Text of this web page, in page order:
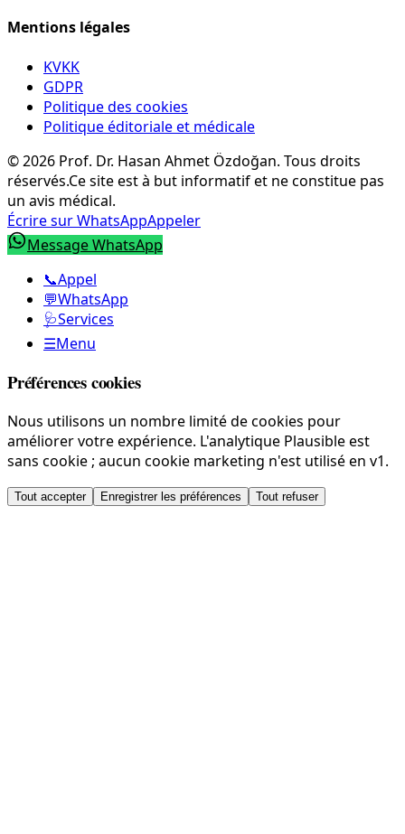
Mentions légales
KVKK
GDPR
Politique des cookies
Politique éditoriale et médicale
©2026 Prof. Dr. Hasan Ahmet Özdoğan. Tous droits
réservés.Ce site est à but informatif et ne constitue pas
un avis médical.
Écrire sur WhatsAppAppeler
Message WhatsApp
📞Appel
💬WhatsApp
🩺Services
☰Menu
Préférences cookies
Nous utilisons un nombre limité de cookies pour
améliorer votre expérience. L'analytique Plausible est
sans cookie ; aucun cookie marketing n'est utilisé en v1.
Tout accepter Enregistrer les préférences Tout refuser